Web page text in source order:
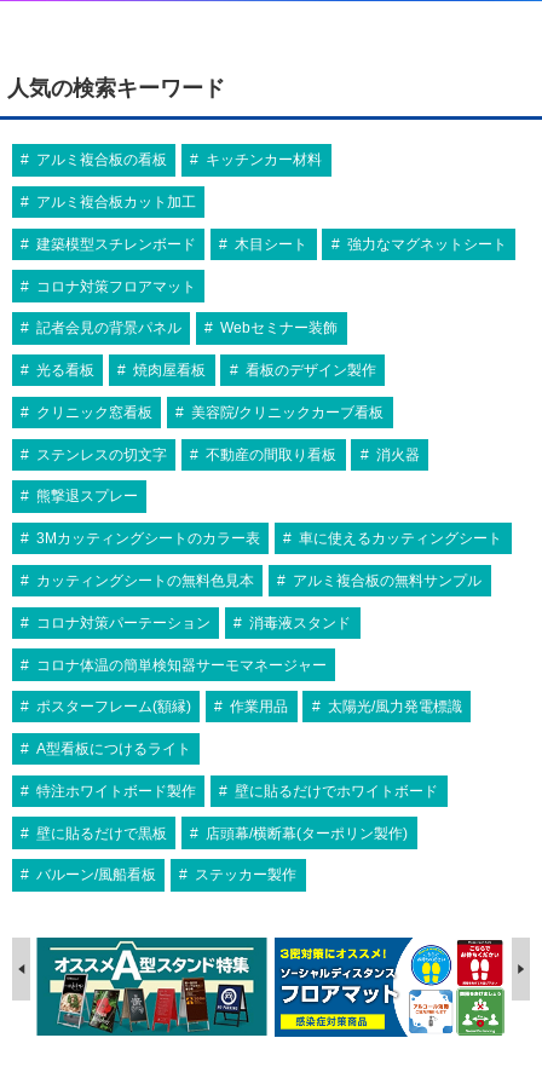
人気の検索キーワード
アルミ複合板の看板 キッチンカー材料
アルミ複合板カット加工
建築模型スチレンボード 木目シート 強力なマグネットシート
コロナ対策フロアマット
記者会見の背景パネル Webセミナー装飾
光る看板 焼肉屋看板 看板のデザイン製作
クリニック窓看板 美容院/クリニックカーブ看板
ステンレスの切文字 不動産の間取り看板 消火器
熊撃退スプレー
3Mカッティングシートのカラー表 車に使えるカッティングシート
カッティングシートの無料色見本 アルミ複合板の無料サンプル
コロナ対策パーテーション 消毒液スタンド
コロナ体温の簡単検知器サーモマネージャー
ポスターフレーム(額縁) 作業用品 太陽光/風力発電標識
A型看板につけるライト
特注ホワイトボード製作 壁に貼るだけでホワイトボード
壁に貼るだけで黒板 店頭幕/横断幕(ターポリン製作)
バルーン/風船看板 ステッカー製作